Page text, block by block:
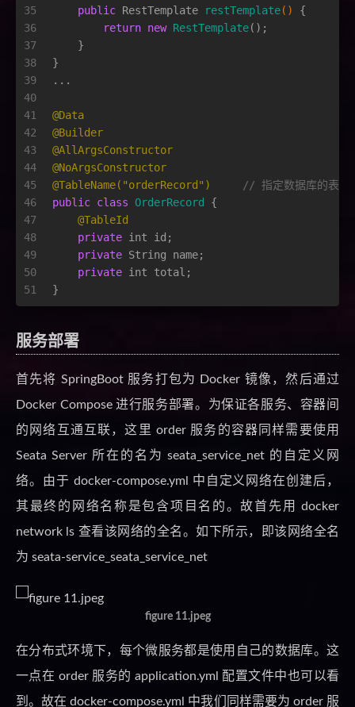
35
36
37
38
39
40
41
42
43
44
45
46
47
48
49
50
51
public RestTemplate restTemplate()
{
return new RestTemplate();
    }
}
...
@Data
@Builder
@AllArgsConstructor
@NoArgsConstructor
@TableName("orderRecord")
// 指定数据库的表名
public class OrderRecord
{
@TableId
private int id;
private String name;
private int total;
}
服务部署
首先将 SpringBoot 服务打包为 Docker 镜像，然后通过
Docker Compose 进行服务部署。为保证各服务、容器间
的网络互通互联，这里 order 服务的容器同样需要使用
Seata Server 所在的名为 seata_service_net 的自定义网
络。由于 docker-compose.yml 中自定义网络在创建后，
其最终的网络名称是包含项目名的。故首先用 docker
network ls 查看该网络的全名。如下所示，即该网络全名
为 seata-service_seata_service_net
figure 11.jpeg
在分布式环境下，每个微服务都是使用自己的数据库。这
一点在 order 服务的 application.yml 配置文件中也可以看
到。故在 docker-compose.yml 中我们同样需要为 order 服